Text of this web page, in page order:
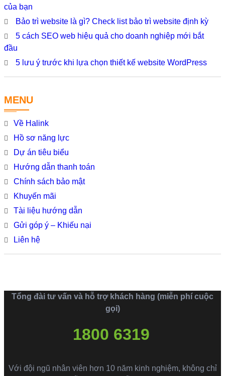
của bạn
Bảo trì website là gì? Check list bảo trì website định kỳ
5 cách SEO web hiệu quả cho doanh nghiệp mới bắt
đầu
5 lưu ý trước khi lựa chọn thiết kế website WordPress
MENU
Về Halink
Hồ sơ năng lực
Dự án tiêu biểu
Hướng dẫn thanh toán
Chính sách bảo mật
Khuyến mãi
Tài liệu hướng dẫn
Gửi góp ý – Khiếu nại
Liên hệ
Tổng đài tư vấn và hỗ trợ khách hàng (miễn phí cuộc
gọi)
1800 6319
Với đội ngũ nhân viên hơn 10 năm kinh nghiệm, không chỉ